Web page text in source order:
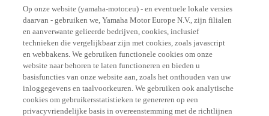
Op onze website (yamaha-motor.eu) - en eventuele lokale versies
daarvan - gebruiken we, Yamaha Motor Europe N.V., zijn filialen
en aanverwante gelieerde bedrijven, cookies, inclusief
technieken die vergelijkbaar zijn met cookies, zoals javascript
en webbakens. We gebruiken functionele cookies om onze
website naar behoren te laten functioneren en bieden u
basisfuncties van onze website aan, zoals het onthouden van uw
inloggegevens en taalvoorkeuren. We gebruiken ook analytische
cookies om gebruikersstatistieken te genereren op een
privacyvriendelijke basis in overeenstemming met de richtlijnen